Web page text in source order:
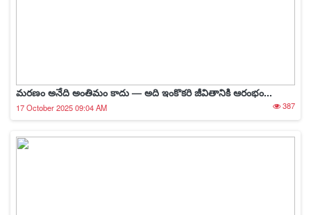
మరణం అనేది అంతిమం కాదు — అది ఇంకొకరి జీవితానికి ఆరంభం...
17 October 2025 09:04 AM 387